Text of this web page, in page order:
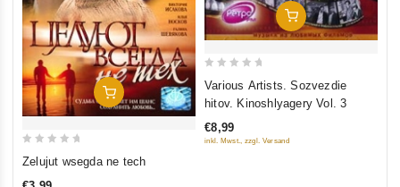
In Den Warenkorb
Zelujut wsegda ne tech
In Den Warenkorb
5
Various Artists. Sozvezdie
hitov. Kinoshlyagery Vol. 3
€8,99
inkl. Mwst., zzgl. Versand